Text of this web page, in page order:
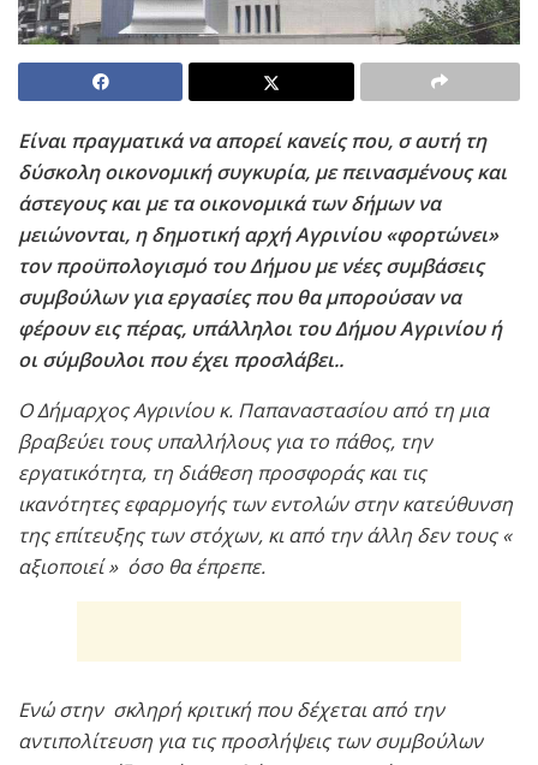
Είναι πραγματικά να απορεί κανείς που, σ αυτή τη
δύσκολη οικονομική συγκυρία, με πεινασμένους και
άστεγους και με τα οικονομικά των δήμων να
μειώνονται, η δημοτική αρχή Αγρινίου «φορτώνει»
τον προϋπολογισμό του Δήμου με νέες συμβάσεις
συμβούλων για εργασίες που θα μπορούσαν να
φέρουν εις πέρας, υπάλληλοι του Δήμου Αγρινίου ή
οι σύμβουλοι που έχει προσλάβει..
Ο Δήμαρχος Αγρινίου κ. Παπαναστασίου από τη μια
βραβεύει τους υπαλλήλους για το πάθος, την
εργατικότητα, τη διάθεση προσφοράς και τις
ικανότητες εφαρμογής των εντολών στην κατεύθυνση
της επίτευξης των στόχων, κι από την άλλη δεν τους «
αξιοποιεί » όσο θα έπρεπε.
Ενώ στην σκληρή κριτική που δέχεται από την
αντιπολίτευση για τις προσλήψεις των συμβούλων